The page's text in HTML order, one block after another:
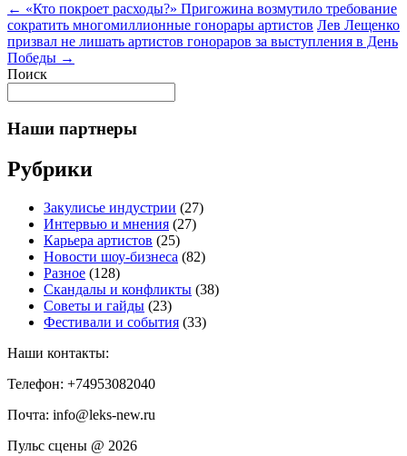
← «Кто покроет расходы?» Пригожина возмутило требование
сократить многомиллионные гонорары артистов Лев Лещенко
призвал не лишать артистов гонораров за выступления в День
Победы →
Поиск
Наши партнеры
Рубрики
Закулисье индустрии (27)
Интервью и мнения (27)
Карьера артистов (25)
Новости шоу-бизнеса (82)
Разное (128)
Скандалы и конфликты (38)
Советы и гайды (23)
Фестивали и события (33)
Наши контакты:
Телефон: +74953082040
Почта: info@leks-new.ru
Пульс сцены @ 2026